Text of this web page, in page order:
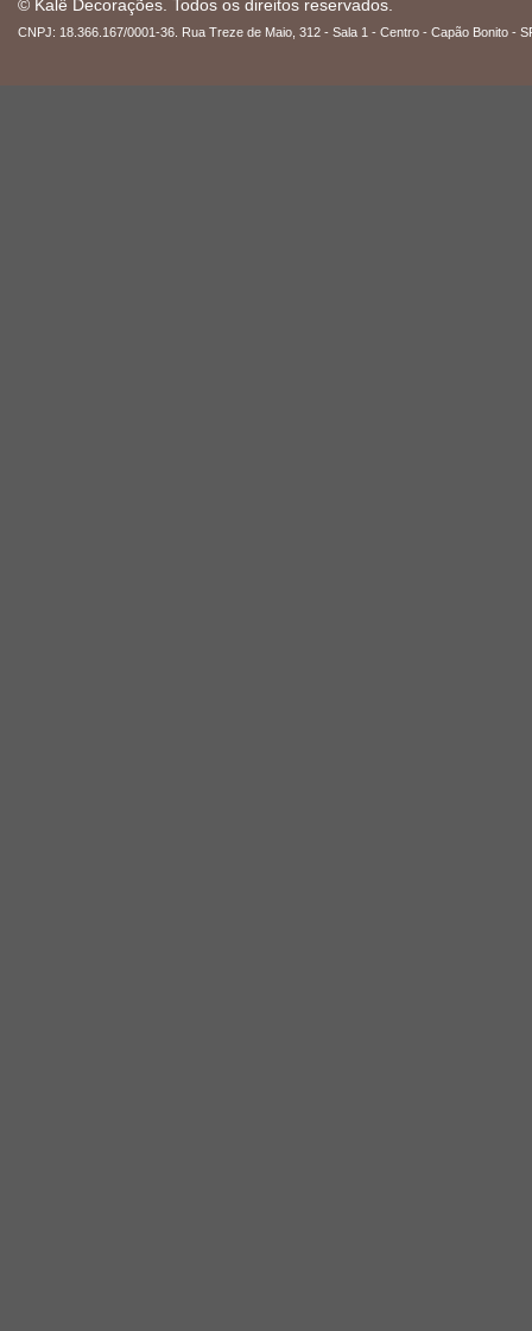
© Kalê Decorações. Todos os direitos reservados.
CNPJ: 18.366.167/0001-36. Rua Treze de Maio, 312 - Sala 1 - Centro - Capão Bonito -